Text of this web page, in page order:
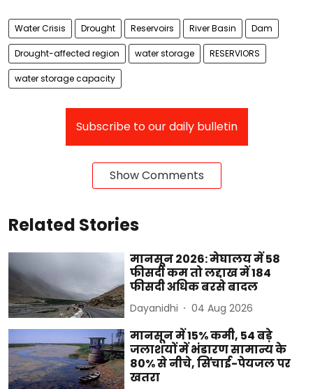
Water Crisis Drought Reservoirs River Basin Dam
Drought-affected region water storage RESERVIORS
water storage capacity
Subscribe to our daily bulletin
Show Comments
Related Stories
मानसून 2026: मेघालय में 58
फीसदी कम तो लद्दाख में 184
फीसदी अधिक बरसे बादल
Dayanidhi 04 Aug 2026
मानसून में 15% कमी, 54 बड़े
जलाशयों में भंडारण सामान्य के
80% से नीचे, सिंचाई-पेयजल पर
खतरा